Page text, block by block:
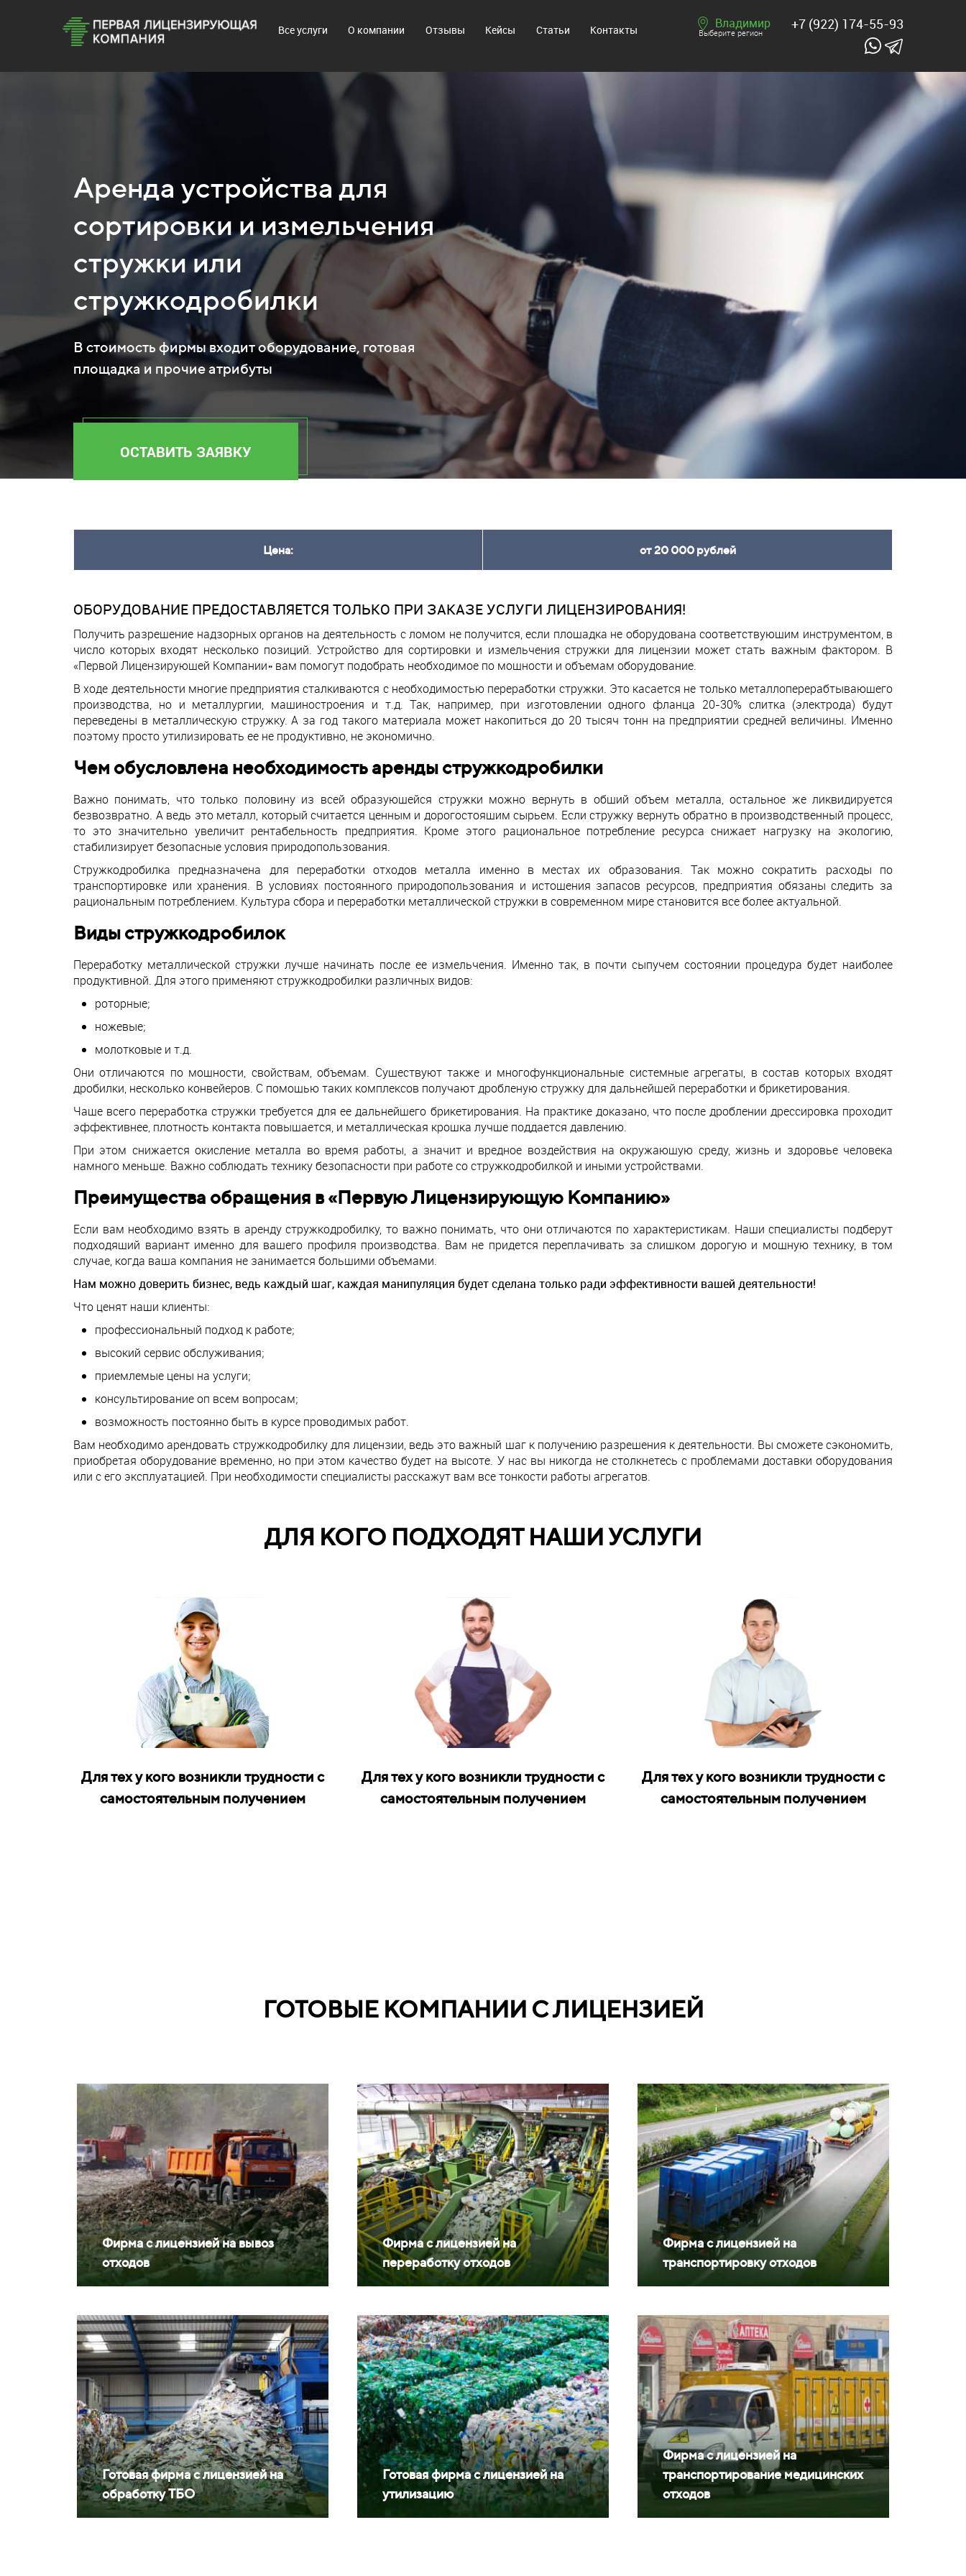
Все услуги О компании Отзывы Кейсы Статьи Контакты Владимир
Выберите регион
+7 (922) 174-55-93
Аренда устройства для
сортировки и измельчения
стружки или
стружкодробилки
В стоимость фирмы входит оборудование, готовая
площадка и прочие атрибуты
ОСТАВИТЬ ЗАЯВКУ
Цена: от 20 000 рублей
ОБОРУДОВАНИЕ ПРЕДОСТАВЛЯЕТСЯ ТОЛЬКО ПРИ ЗАКАЗЕ УСЛУГИ ЛИЦЕНЗИРОВАНИЯ!
Получить разрешение надзорных органов на деятельность с ломом не получится, если площадка не оборудована соответствующим инструментом, в
число которых входят несколько позиций. Устройство для сортировки и измельчения стружки для лицензии может стать важным фактором. В
«Первой Лицензирующей Компании» вам помогут подобрать необходимое по мощности и объемам оборудование.
В ходе деятельности многие предприятия сталкиваются с необходимостью переработки стружки. Это касается не только металлоперерабтывающего
производства, но и металлургии, машиностроения и т.д. Так, например, при изготовлении одного фланца 20-30% слитка (электрода) будут
переведены в металлическую стружку. А за год такого материала может накопиться до 20 тысяч тонн на предприятии средней величины. Именно
поэтому просто утилизировать ее не продуктивно, не экономично.
Чем обусловлена необходимость аренды стружкодробилки
Важно понимать, что только половину из всей образующейся стружки можно вернуть в общий объем металла, остальное же ликвидируется
безвозвратно. А ведь это металл, который считается ценным и дорогостоящим сырьем. Если стружку вернуть обратно в производственный процесс,
то это значительно увеличит рентабельность предприятия. Кроме этого рациональное потребление ресурса снижает нагрузку на экологию,
стабилизирует безопасные условия природопользования.
Стружкодробилка предназначена для переработки отходов металла именно в местах их образования. Так можно сократить расходы по
транспортировке или хранения. В условиях постоянного природопользования и истощения запасов ресурсов, предприятия обязаны следить за
рациональным потреблением. Культура сбора и переработки металлической стружки в современном мире становится все более актуальной.
Виды стружкодробилок
Переработку металлической стружки лучше начинать после ее измельчения. Именно так, в почти сыпучем состоянии процедура будет наиболее
продуктивной. Для этого применяют стружкодробилки различных видов:
роторные;
ножевые;
молотковые и т.д.
Они отличаются по мощности, свойствам, объемам. Существуют также и многофункциональные системные агрегаты, в состав которых входят
дробилки, несколько конвейеров. С помощью таких комплексов получают дробленую стружку для дальнейшей переработки и брикетирования.
Чаще всего переработка стружки требуется для ее дальнейшего брикетирования. На практике доказано, что после дроблении дрессировка проходит
эффективнее, плотность контакта повышается, и металлическая крошка лучше поддается давлению.
При этом снижается окисление металла во время работы, а значит и вредное воздействия на окружающую среду, жизнь и здоровье человека
намного меньше. Важно соблюдать технику безопасности при работе со стружкодробилкой и иными устройствами.
Преимущества обращения в «Первую Лицензирующую Компанию»
Если вам необходимо взять в аренду стружкодробилку, то важно понимать, что они отличаются по характеристикам. Наши специалисты подберут
подходящий вариант именно для вашего профиля производства. Вам не придется переплачивать за слишком дорогую и мощную технику, в том
случае, когда ваша компания не занимается большими объемами.
Нам можно доверить бизнес, ведь каждый шаг, каждая манипуляция будет сделана только ради эффективности вашей деятельности!
Что ценят наши клиенты:
профессиональный подход к работе;
высокий сервис обслуживания;
приемлемые цены на услуги;
консультирование оп всем вопросам;
возможность постоянно быть в курсе проводимых работ.
Вам необходимо арендовать стружкодробилку для лицензии, ведь это важный шаг к получению разрешения к деятельности. Вы сможете сэкономить,
приобретая оборудование временно, но при этом качество будет на высоте. У нас вы никогда не столкнетесь с проблемами доставки оборудования
или с его эксплуатацией. При необходимости специалисты расскажут вам все тонкости работы агрегатов.
ДЛЯ КОГО ПОДХОДЯТ НАШИ УСЛУГИ
Для тех у кого возникли трудности с
самостоятельным получением
Для тех у кого возникли трудности с
самостоятельным получением
Для тех у кого возникли трудности с
самостоятельным получением
ГОТОВЫЕ КОМПАНИИ С ЛИЦЕНЗИЕЙ
Фирма с лицензией на вывоз
отходов
Фирма с лицензией на
переработку отходов
Фирма с лицензией на
транспортировку отходов
Готовая фирма с лицензией на
обработку ТБО
Готовая фирма с лицензией на
утилизацию
Фирма с лицензией на
транспортирование медицинских
отходов